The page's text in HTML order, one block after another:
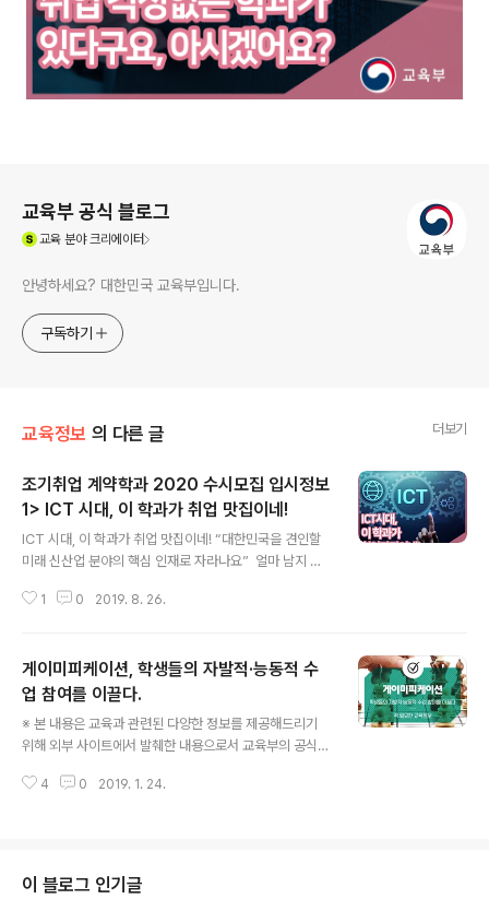
교육부 공식 블로그
교육분야 크리에이터
안녕하세요? 대한민국 교육부입니다.
구독하기
교육정보 의 다른 글 더보기
조기취업 계약학과 2020 수시모집 입시정보
1> ICT 시대, 이 학과가 취업 맛집이네!
ICT 시대, 이 학과가 취업 맛집이네! “대한민국을 견인할
미래 신산업 분야의 핵심 인재로 자라나요” ​ 얼마 남지 않
한 ‘입시정보’를 준비해보았습니다. 대학입시에 있어 ‘정
아래 정보를 눈 여겨 보시길 바랍니다. 반도체, 디스플레이,
가전제품, 휴대폰 등 ‘정보통신기술(ICT) 강국’인 대한민국
의 미래 신산업 분야를 이끌어 갈 대학별 다양한 학과들이
있는데요. 미래 유망성뿐 아니라 취업까지 연계돼 보장된
다고 하니 일명 ‘ICT 취업 맛집’ 학과라고 볼 수 있습니다.
그럼 각 대학별 어떤 학과들이 있는지 지금부터 함께 살펴
1 0 2019. 8. 26.
게이미피케이션, 학생들의 자발적·능동적 수
업 참여를 이끌다.
※ 본 내용은 교육과 관련된 다양한 정보를 제공해드리기
위해 외부 사이트에서 발췌한 내용으로서 교육부의 공식입
투박한 게임 하나를 내놓습니다. 스타크래프트처럼 치밀한
테트리스에 이어 전 세계에서 두 번째로 많이 팔린 게임입
4 0 2019. 1. 24.
이 블로그 인기글